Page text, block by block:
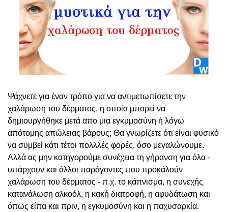
Ψάχνετε για έναν τρόπο για να αντιμετωπίσετε την
χαλάρωση του δέρματος, η οποία μπορεί να
δημιουργήθηκε μετά απο μια εγκυμοσύνη ή λόγω
απότομης απώλειας βάρους; Θα γνωρίζετε ότι είναι φυσικό
να συμβεί κάτι τέτοι πολλλές φορές, όσο μεγαλώνουμε.
Αλλά ας μην κατηγορούμε συνέχεια τη γήρανση για όλα -
υπάρχουν και άλλοι παράγοντες που προκάλούν
χαλάρωση του δέρματος - π.χ. το κάπνισμα, η συνεχής
κατανάλωση αλκοόλ, η κακή διατροφή, η αφυδάτωση και
όπως είπα και πριν, η εγκυμοσύνη και η παχυσαρκία.